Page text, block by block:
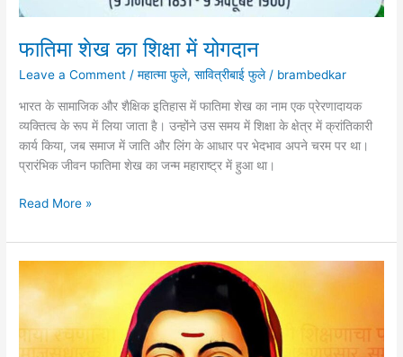
फातिमा शेख का शिक्षा में योगदान
Leave a Comment /महात्मा फुले,सावित्रीबाई फुले/ brambedkar
भारत के सामाजिक और शैक्षिक इतिहास में फातिमा शेख का नाम एक प्रेरणादायक
व्यक्तित्व के रूप में लिया जाता है। उन्होंने उस समय में शिक्षा के क्षेत्र में क्रांतिकारी
कार्य किया, जब समाज में जाति और लिंग के आधार पर भेदभाव अपने चरम पर था।
प्रारंभिक जीवन फातिमा शेख का जन्म महाराष्ट्र में हुआ था।
फातिमा
का
शिक्षा
में
योगदान
Read More »